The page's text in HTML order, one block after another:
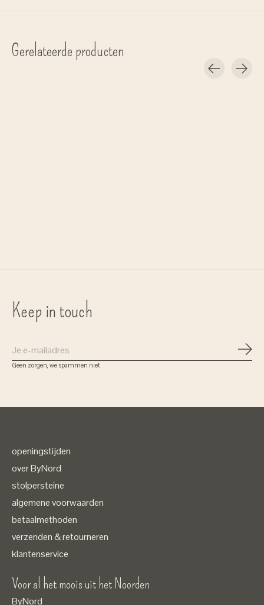
Gerelateerde producten
Keep in touch
Geen zorgen, we spammen niet
openingstijden
over ByNord
stolpersteine
algemene voorwaarden
betaalmethoden
verzenden & retourneren
klantenservice
Voor al het moois uit het Noorden
ByNord